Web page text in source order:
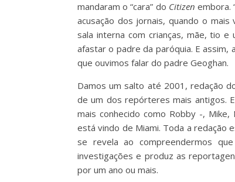
mandaram o “cara” do Citizen embora.
acusação dos jornais, quando o mais
sala interna com crianças, mãe, tio
afastar o padre da paróquia. E
que ouvimos falar do padre Geoghan.
Damos um salto até 2001, redação
de um dos repórteres mais antigos.
mais conhecido como Robby -,
está vindo de Miami. Toda a redação
se revela ao compreendermos
investigações e produz as
por um ano ou mais.